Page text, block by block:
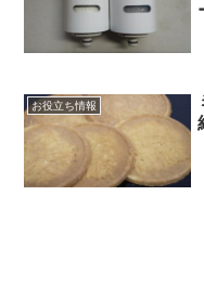
お役立ち情報